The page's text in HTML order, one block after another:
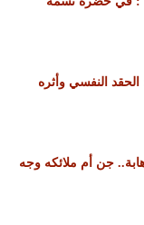
النفسي وأثره
جن أم ملائكه وجه